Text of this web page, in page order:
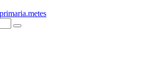
primaria.metes